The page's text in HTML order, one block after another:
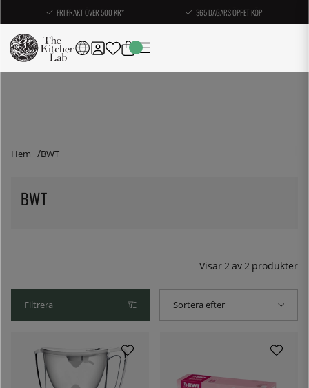
FRI FRAKT ÖVER 500 KR* 365 DAGARS ÖPPET KÖP
Hem BWT
BWT
Visar2av2 produkter
Filtrera Sortera efter